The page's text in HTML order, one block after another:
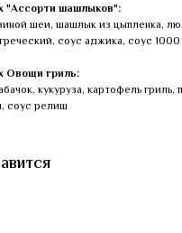
"Ассорти шашлыков":
шеи, шашлык из цыпленка,
соус аджика, соус
Овощи гриль:
кукуруза, картофель гриль,
соус релиш